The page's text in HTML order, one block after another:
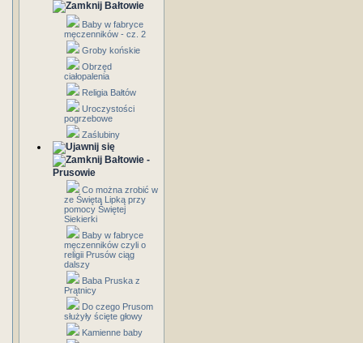
Bałtowie
Baby w fabryce
męczenników - cz. 2
Groby końskie
Obrzęd
ciałopalenia
Religia Bałtów
Uroczystości
pogrzebowe
Zaślubiny
Bałtowie -
Prusowie
Co można zrobić w
ze Świętą Lipką przy
pomocy Świętej
Siekierki
Baby w fabryce
męczenników czyli o
religii Prusów ciąg
dalszy
Baba Pruska z
Prątnicy
Do czego Prusom
służyły ścięte głowy
Kamienne baby